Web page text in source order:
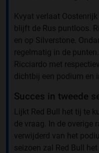
Kvyat verlaat
blijft de Rus puntloos.
en op Silverstone.
regelmatig in de
Ricciardo met
dichtbij een podium en
Succes in tweede
Lijkt Red Bull het tij te
de vraag. In de overige
verwijderd van het
seizoen zal Red Bull